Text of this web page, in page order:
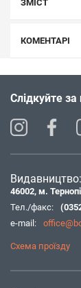
ЗМІСТ
КОМЕНТАРІ
Слідкуйте
Видавництво:
46002, м.
Тел./факс:
e-mail:
Схема проїзду